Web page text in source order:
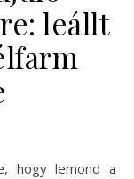
leállt